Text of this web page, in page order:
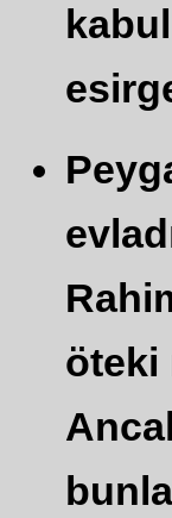
öteki